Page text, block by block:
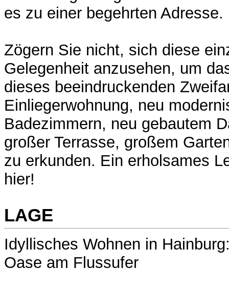
es zu einer begehrten Adresse.
Zögern Sie nicht, sich diese
Gelegenheit anzusehen, um
dieses beeindruckenden
Einliegerwohnung, neu
Badezimmern, neu gebautem
großer Terrasse, großem
zu erkunden. Ein erholsames
hier!
LAGE
Idyllisches Wohnen in
Oase am Flussufer